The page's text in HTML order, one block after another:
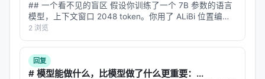
3.2 搜索循环
初始化: 种群 H（初始有效 harness 集合）
初始化: 文件系统 D ← ∅
## 一个看不见的盲区 假设你训练了一个 7B 参数的语言
模型，上下文窗口 2048 token。你用了 ALiBi 位置编码
——因为它便宜、参数免费、还能外推到更长上下文。标
准评测跑完，困惑度正常，CS/QA/LG 基准只差 1.6 到…
2 浏览
回复
# 模型能做什么，比模型做了什么更重要：...